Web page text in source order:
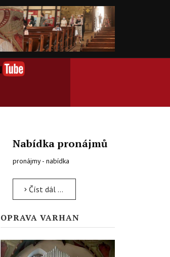
Nabídka pronájmů
pronájmy - nabídka
Číst dál …
OPRAVA VARHAN